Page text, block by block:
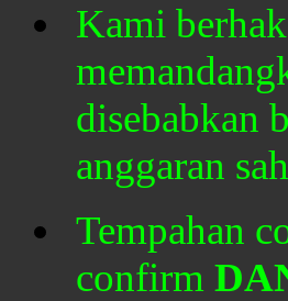
Kami
disebabkan
anggaran
Tempahan
confirm